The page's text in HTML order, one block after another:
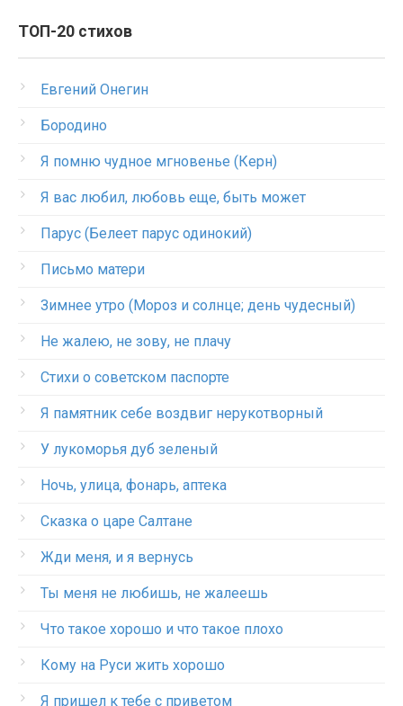
ТОП-20 стихов
Евгений Онегин
Бородино
Я помню чудное мгновенье (Керн)
Я вас любил, любовь еще, быть может
Парус (Белеет парус одинокий)
Письмо матери
Зимнее утро (Мороз и солнце; день чудесный)
Не жалею, не зову, не плачу
Стихи о советском паспорте
Я памятник себе воздвиг нерукотворный
У лукоморья дуб зеленый
Ночь, улица, фонарь, аптека
Сказка о царе Салтане
Жди меня, и я вернусь
Ты меня не любишь, не жалеешь
Что такое хорошо и что такое плохо
Кому на Руси жить хорошо
Я пришел к тебе с приветом